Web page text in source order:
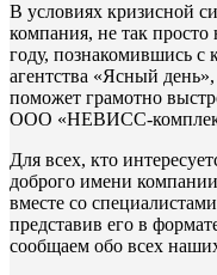
В условиях кризисной
компания, не так
году, познакомившись с
агентства «Ясный
поможет грамотно
ООО «НЕВИСС-
Для всех, кто
доброго имени
вместе со
представив его в
сообщаем обо всех